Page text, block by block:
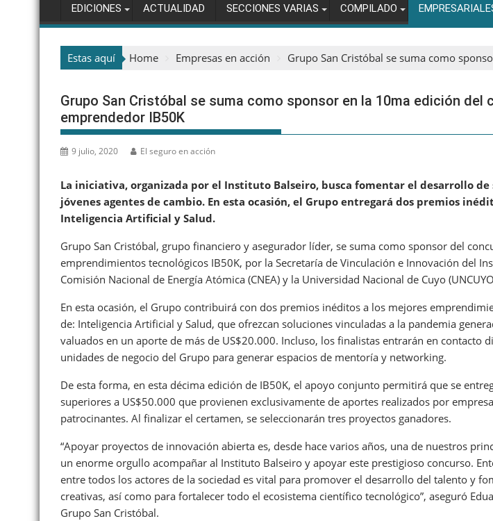
EDICIONES ACTUALIDAD SECCIONES VARIAS COMPILADO
Estas aquí Home Empresas en acción Grupo San Cristóbal se suma como
Grupo San Cristóbal se suma como sponsor en la 10ma edición del
emprendedor IB50K
9 julio, 2020 El seguro en acción
La iniciativa, organizada por el Instituto Balseiro, busca fomentar el desarrollo
jóvenes agentes de cambio. En esta ocasión, el Grupo entregará dos premios
Inteligencia Artificial y Salud.
Grupo San Cristóbal, grupo financiero y asegurador líder, se suma como sponsor del
emprendimientos tecnológicos IB50K, por la Secretaría de Vinculación e Innovación del
Comisión Nacional de Energía Atómica (CNEA) y la Universidad Nacional de Cuyo
En esta ocasión, el Grupo contribuirá con dos premios inéditos a los mejores
de: Inteligencia Artificial y Salud, que ofrezcan soluciones vinculadas a la pandemia
valuados en un aporte de más de US$20.000. Incluso, los finalistas entrarán en contacto
unidades de negocio del Grupo para generar espacios de mentoría y networking.
De esta forma, en esta décima edición de IB50K, el apoyo conjunto permitirá que se
superiores a US$50.000 que provienen exclusivamente de aportes realizados por
patrocinantes. Al finalizar el certamen, se seleccionarán tres proyectos ganadores.
“Apoyar proyectos de innovación abierta es, desde hace varios años, una de nuestros
un enorme orgullo acompañar al Instituto Balseiro y apoyar este prestigioso concurso.
entre todos los actores de la sociedad es vital para promover el desarrollo del talento y
creativas, así como para fortalecer todo el ecosistema científico tecnológico”, aseguró
Grupo San Cristóbal.